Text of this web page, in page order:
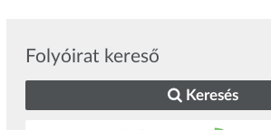
Folyóirat kereső
Keresés